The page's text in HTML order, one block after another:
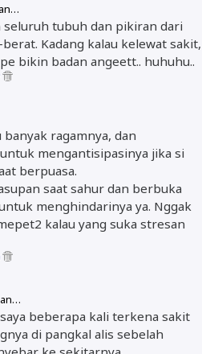
seluruh tubuh dan pikiran dari
Kadang kalau kelewat sakit,
bikin badan angeett.. huhuhu..
ragamnya, dan
mengantisipasinya jika si
berpuasa.
saat sahur dan berbuka
menghindarinya ya. Nggak
kalau yang suka stresan
beberapa kali terkena sakit
di pangkal alis sebelah